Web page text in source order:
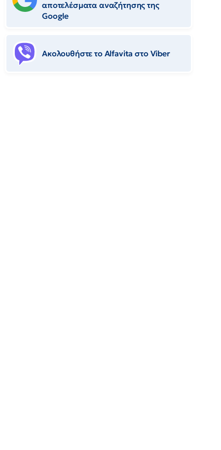
αποτελέσματα αναζήτησης της
Google
Ακολουθήστε το Αlfavita στο Viber